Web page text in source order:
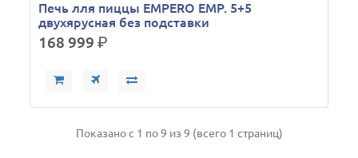
Печь лля пиццы EMPERO EMP. 5+5
двухярусная без подставки
168 999р.
Показано с 1 по 9 из 9 (всего 1 страниц)